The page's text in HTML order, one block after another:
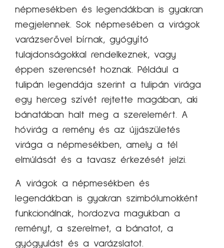
népmesékben és legendákban is gyakran
megjelennek. Sok népmesében a virágok
varázserővel bírnak, gyógyító
tulajdonságokkal rendelkeznek, vagy
éppen szerencsét hoznak. Például a
tulipán legendája szerint a tulipán virága
egy herceg szívét rejtette magában, aki
bánatában halt meg a szerelemért. A
hóvirág a remény és az újjászületés
virága a népmesékben, amely a tél
elmúlását és a tavasz érkezését jelzi.
A virágok a népmesékben és
legendákban is gyakran szimbólumokként
funkcionálnak, hordozva magukban a
reményt, a szerelmet, a bánatot, a
gyógyulást és a varázslatot.